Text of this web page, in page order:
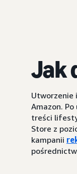
Jak
Utworzenie
Amazon.
treści
Store z
kampanii